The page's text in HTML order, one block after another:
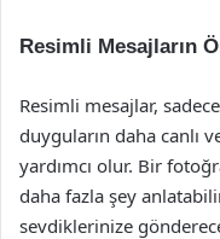
Resimli Mesajların
Resimli mesajlar,
duyguların daha canlı
yardımcı olur. Bir
daha fazla şey
sevdiklerinize